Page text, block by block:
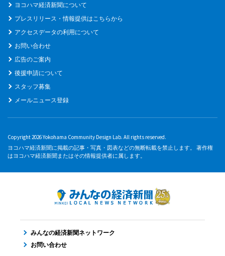
ヨコハマ経済新聞について
プレスリリース・情報提供はこちらから
アクセスデータの利用について
お問い合わせ
広告のご案内
後援申請について
スタッフ募集
メールニュース登録
Copyright 2026 Yokohama Community Design Lab. All rights reserved.
ヨコハマ経済新聞に掲載の記事・写真・図表などの無断転載を禁止します。 著作権
はヨコハマ経済新聞またはその情報提供者に属します。
みんなの経済新聞ネットワーク
お問い合わせ